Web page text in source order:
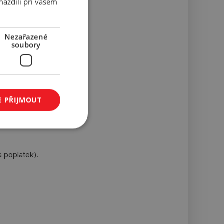
poplatek).
Nezařazené
soubory
PŘIJMOUT